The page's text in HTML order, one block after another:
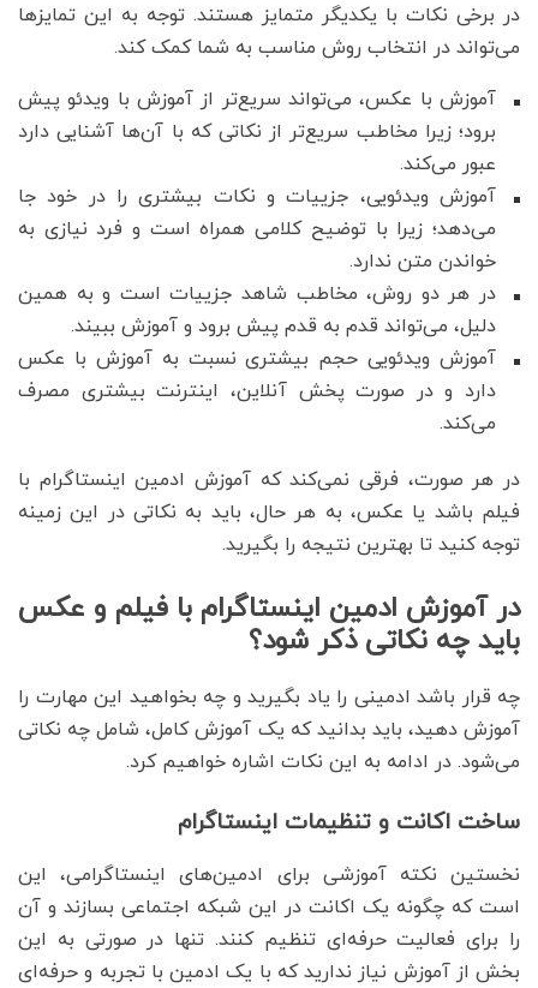
در برخی نکات با یکدیگر متمایز هستند. توجه به این تمایزها
می‌تواند در انتخاب روش مناسب به شما کمک کند.
آموزش با عکس، می‌تواند سریع‌تر از آموزش با ویدئو پیش
برود؛ زیرا مخاطب سریع‌تر از نکاتی که با آن‌ها آشنایی دارد
عبور می‌کند.
آموزش ویدئویی، جزییات و نکات بیشتری را در خود جا
می‌دهد؛ زیرا با توضیح کلامی همراه است و فرد نیازی به
خواندن متن ندارد.
در هر دو روش، مخاطب شاهد جزییات است و به همین
دلیل، می‌تواند قدم به قدم پیش برود و آموزش ببیند.
آموزش ویدئویی حجم بیشتری نسبت به آموزش با عکس
دارد و در صورت پخش آنلاین، اینترنت بیشتری مصرف
می‌کند.
در هر صورت، فرقی نمی‌کند که آموزش ادمین اینستاگرام با
فیلم باشد یا عکس، به هر حال، باید به نکاتی در این زمینه
توجه کنید تا بهترین نتیجه را بگیرید.
در آموزش ادمین اینستاگرام با فیلم و عکس
باید چه نکاتی ذکر شود؟
چه قرار باشد ادمینی را یاد بگیرید و چه بخواهید این مهارت را
آموزش دهید، باید بدانید که یک آموزش کامل، شامل چه نکاتی
می‌شود. در ادامه به این نکات اشاره خواهیم کرد.
ساخت اکانت و تنظیمات اینستاگرام
نخستین نکته آموزشی برای ادمین‌های اینستاگرامی، این
است که چگونه یک اکانت در این شبکه اجتماعی بسازند و آن
را برای فعالیت حرفه‌ای تنظیم کنند. تنها در صورتی به این
بخش از آموزش نیاز ندارید که با یک ادمین با تجربه و حرفه‌ای